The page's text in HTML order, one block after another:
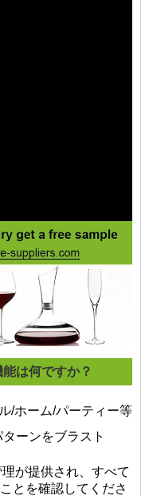
は何ですか？
/ホーム/パーティー等
ーンをブラスト
が提供され、すべて
とを確認してくださ